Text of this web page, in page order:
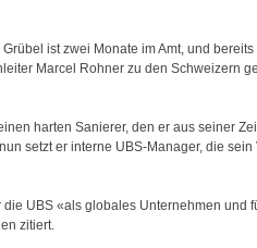
ist zwei Monate im Amt, und
Marcel Rohner zu den Schweizern
harten Sanierer, den er aus seiner
setzt er interne UBS-Manager, die
UBS «als globales Unternehmen und
zitiert.